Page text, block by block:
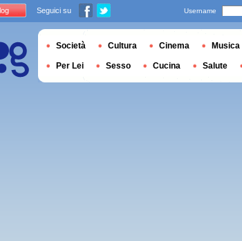
Seguici su Username
Società Cultura Cinema Musica
Per Lei Sesso Cucina Salute